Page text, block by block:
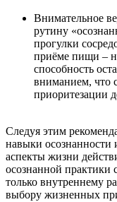
Внимательное
рутину
прогулки
приёме пищи –
способность
вниманием, что
приоритезации
Следуя этим
навыки осознанности
аспекты жизни
осознанной практики
только внутреннему
выбору жизненных